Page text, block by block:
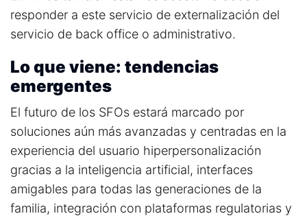
responder a este servicio de externalización del
servicio de back office o administrativo.
Lo que viene: tendencias
emergentes
El futuro de los SFOs estará marcado por
soluciones aún más avanzadas y centradas en la
experiencia del usuario hiperpersonalización
gracias a la inteligencia artificial, interfaces
amigables para todas las generaciones de la
familia, integración con plataformas regulatorias y